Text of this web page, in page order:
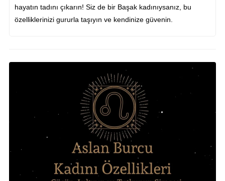
hayatın tadını çıkarın! Siz de bir Başak kadınıysanız, bu
özelliklerinizi gururla taşıyın ve kendinize güvenin.